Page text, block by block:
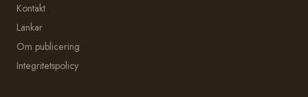
Kontakt
Länkar
Om publicering
Integritetspolicy